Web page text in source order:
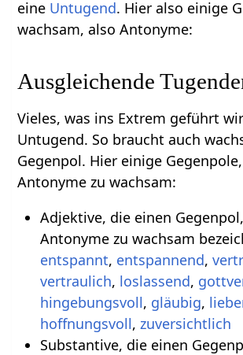
eine Untugend. Hier also einige
wachsam, also Antonyme:
Ausgleichende
Vieles, was ins Extrem geführt
Untugend. So braucht auch
Gegenpol. Hier einige
Antonyme zu wachsam:
Adjektive, die einen
Antonyme zu wachsam
entspannt, entspannend,
vertraulich, loslassend,
hingebungsvoll, gläubig,
hoffnungsvoll, zuversichtlich
Substantive, die einen